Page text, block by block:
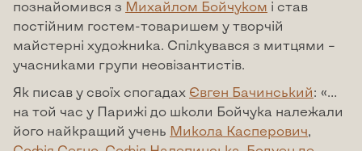
познайомився з Михайлом Бойчуком і став
постійним гостем-товаришем у творчій
майстерні художника. Спілкувався з митцями –
учасниками групи неовізантистів.
Як писав у своїх спогадах Євген Бачинський: «…
на той час у Парижі до школи Бойчука належали
його найкращий учень Микола Касперович,